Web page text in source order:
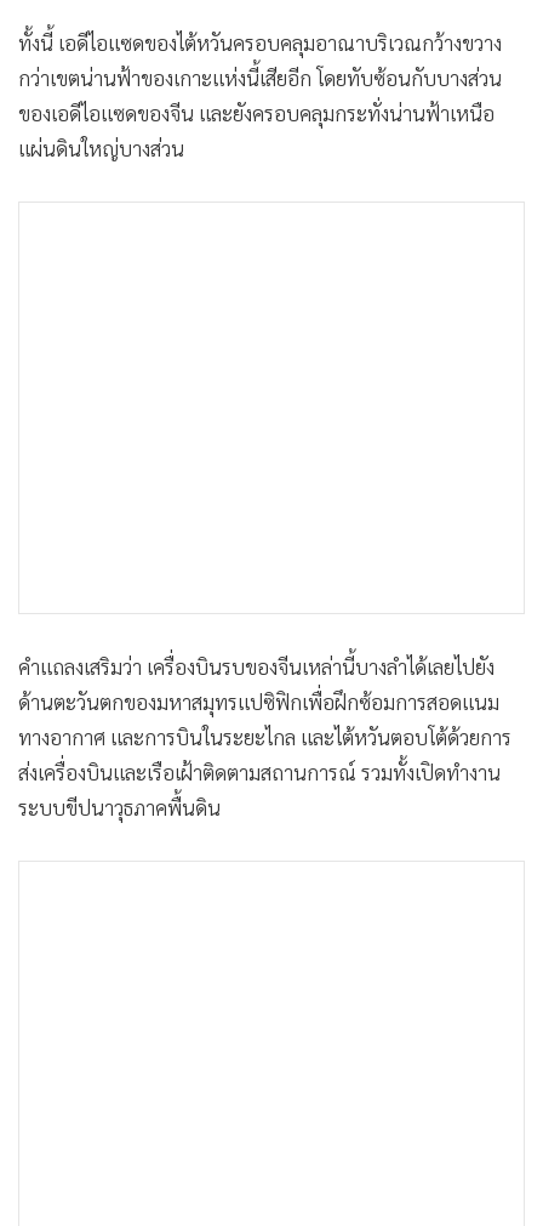
ทั้งนี้ เอดีไอแซดของไต้หวันครอบคลุมอาณาบริเวณกว้างขวาง
กว่าเขตน่านฟ้าของเกาะแห่งนี้เสียอีก โดยทับซ้อนกับบางส่วน
ของเอดีไอแซดของจีน และยังครอบคลุมกระทั่งน่านฟ้าเหนือ
แผ่นดินใหญ่บางส่วน
คำแถลงเสริมว่า เครื่องบินรบของจีนเหล่านี้บางลำได้เลยไปยัง
ด้านตะวันตกของมหาสมุทรแปซิฟิกเพื่อฝึกซ้อมการสอดแนม
ทางอากาศ และการบินในระยะไกล และไต้หวันตอบโต้ด้วยการ
ส่งเครื่องบินและเรือเฝ้าติดตามสถานการณ์ รวมทั้งเปิดทำงาน
ระบบขีปนาวุธภาคพื้นดิน